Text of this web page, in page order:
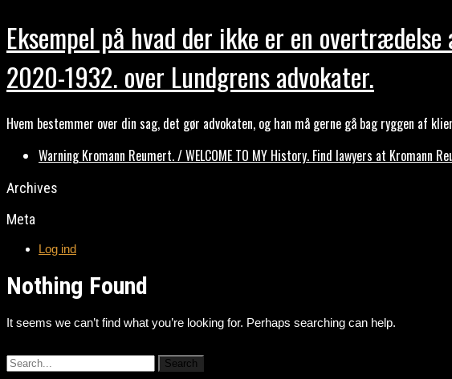
Eksempel på hvad der ikke er en
2020-1932. over Lundgrens advokater.
Hvem bestemmer over din sag, det gør advokaten, og han må gerne gå bag ryggen af
Warning Kromann Reumert. / WELCOME TO MY History. Find lawyers at
Archives
Meta
Log ind
Nothing Found
It seems we can’t find what you’re looking for. Perhaps searching can help.